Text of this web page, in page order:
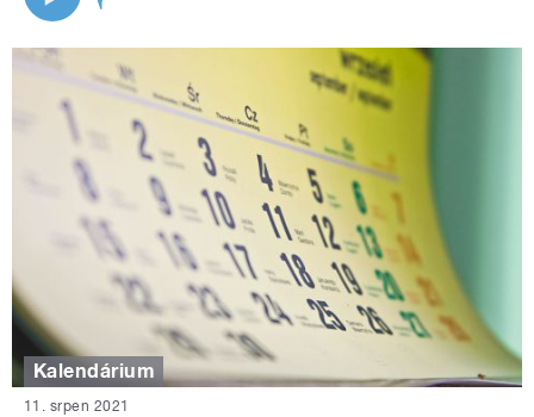
Kalendárium
11. srpen 2021